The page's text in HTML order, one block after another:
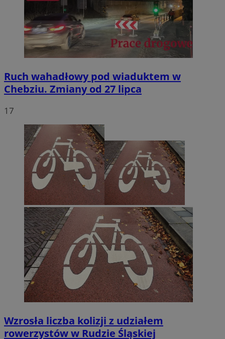
Ruch wahadłowy pod wiaduktem w
Chebziu. Zmiany od 27 lipca
17
Wzrosła liczba kolizji z udziałem
rowerzystów w Rudzie Śląskiej